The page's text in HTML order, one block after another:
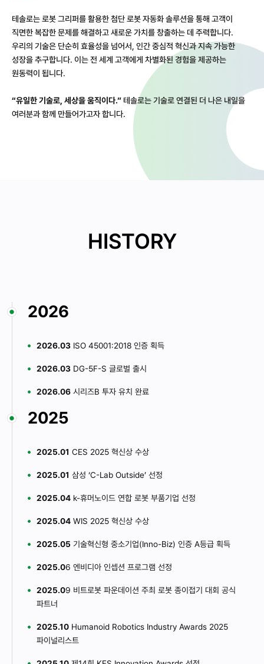
테솔로는 로봇 그리퍼를 활용한 첨단 로봇 자동화 솔루션을 통해 고객이
직면한 복잡한 문제를 해결하고 새로운 가치를 창출하는 데 주력합니다.
우리의 기술은 단순히 효율성을 넘어서, 인간 중심적 혁신과 지속 가능한
성장을 추구합니다. 이는 전 세계 고객에게 차별화된 경험을 제공하는
원동력이 됩니다.
“유일한 기술로, 세상을 움직이다.”테솔로는 기술로 연결된 더 나은 내일을
여러분과 함께 만들어가고자 합니다.
HISTORY
2026
2026.03 ISO 45001:2018 인증 획득
2026.03 DG-5F-S 글로벌 출시
2026.06 시리즈B 투자 유치 완료
2025
2025.01 CES 2025 혁신상 수상
2025.01 삼성 ‘C-Lab Outside’ 선정
2025.04 k-휴머노이드 연합 로봇 부품기업 선정
2025.04 WIS 2025 혁신상 수상
2025.05 기술혁신형 중소기업(Inno-Biz) 인증 A등급 획득
2025.06 엔비디아 인셉션 프로그램 선정
2025.09 비트로봇 파운데이션 주최 로봇 종이접기 대회 공식
파트너
2025.10 Humanoid Robotics Industry Awards 2025
파이널리스트